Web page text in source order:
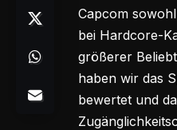
Capcom
bei Hardcore-
größerer
haben wir das
bewertet und